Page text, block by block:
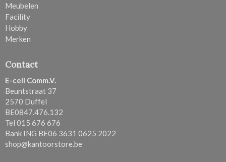
Meubelen
Facility
Hobby
Merken
Contact
E-cell Comm.V.
Beuntstraat 37
2570 Duffel
BE0847.476.132
Tel 015 676 676
Bank ING BE06 3631 0625 2022
shop@kantoorstore.be